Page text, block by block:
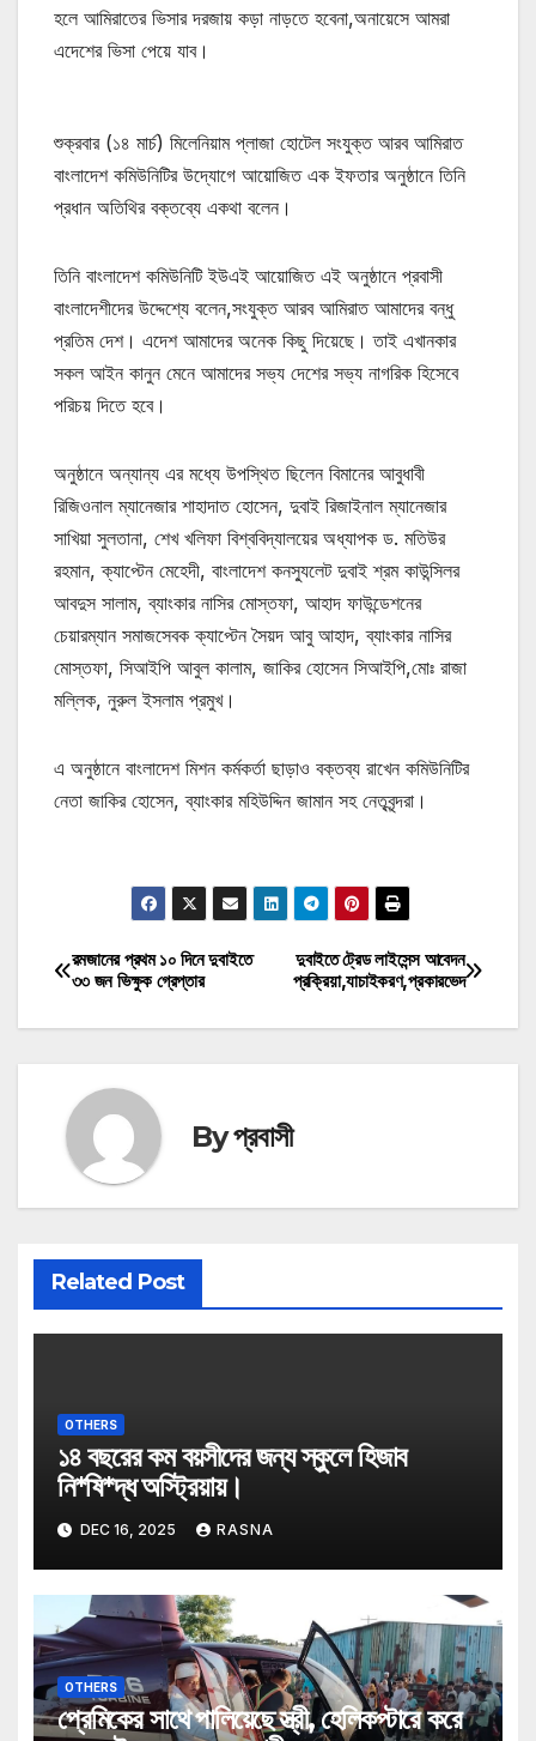
হলে আমিরাতের ভিসার দরজায় কড়া নাড়তে হবেনা,অনায়েসে আমরা
এদেশের ভিসা পেয়ে যাব।
শুক্রবার (১৪ মার্চ) মিলেনিয়াম প্লাজা হোটেল সংযুক্ত আরব আমিরাত
বাংলাদেশ কমিউনিটির উদ্যোগে আয়োজিত এক ইফতার অনুষ্ঠানে তিনি
প্রধান অতিথির বক্তব্যে একথা বলেন।
তিনি বাংলাদেশ কমিউনিটি ইউএই আয়োজিত এই অনুষ্ঠানে প্রবাসী
বাংলাদেশীদের উদ্দেশ্যে বলেন,সংযুক্ত আরব আমিরাত আমাদের বন্ধু
প্রতিম দেশ। এদেশ আমাদের অনেক কিছু দিয়েছে। তাই এখানকার
সকল আইন কানুন মেনে আমাদের সভ্য দেশের সভ্য নাগরিক হিসেবে
পরিচয় দিতে হবে।
অনুষ্ঠানে অন্যান্য এর মধ্যে উপস্থিত ছিলেন বিমানের আবুধাবী
রিজিওনাল ম্যানেজার শাহাদাত হোসেন, দুবাই রিজাইনাল ম্যানেজার
সাখিয়া সুলতানা, শেখ খলিফা বিশ্ববিদ্যালয়ের অধ্যাপক ড. মতিউর
রহমান, ক্যাপ্টেন মেহেদী, বাংলাদেশ কনস্যুলেট দুবাই শ্রম কাউন্সিলর
আবদুস সালাম, ব্যাংকার নাসির মোস্তফা, আহাদ ফাউন্ডেশনের
চেয়ারম্যান সমাজসেবক ক্যাপ্টেন সৈয়দ আবু আহাদ, ব্যাংকার নাসির
মোস্তফা, সিআইপি আবুল কালাম, জাকির হোসেন সিআইপি,মোঃ রাজা
মল্লিক, নুরুল ইসলাম প্রমুখ।
এ অনুষ্ঠানে বাংলাদেশ মিশন কর্মকর্তা ছাড়াও বক্তব্য রাখেন কমিউনিটির
নেতা জাকির হোসেন, ব্যাংকার মহিউদ্দিন জামান সহ নেতৃবৃন্দরা।
Post
navigation
দুবাইতে ট্রেড লাইসেন্স আবেদন
প্রক্রিয়া,যাচাইকরণ,প্রকারভেদ
রমজানের প্রথম ১০ দিনে দুবাইতে
৩৩ জন ভিক্ষুক গ্রেপ্তার
Byপ্রবাসী
Related Post
OTHERS
১৪ বছরের কম বয়সীদের জন্য স্কুলে হিজাব
নি*ষি*দ্ধ অস্ট্রিয়ায়।
DEC 16, 2025 RASNA
OTHERS
প্রেমিকের সাথে পালিয়েছে স্ত্রী, হেলিকপ্টারে করে